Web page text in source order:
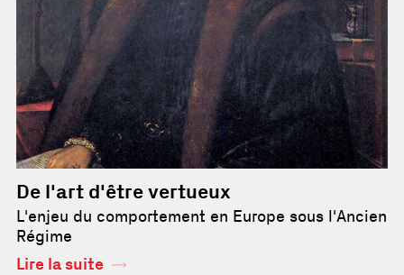
De l'art d'être vertueux
L'enjeu du comportement en Europe sous l'Ancien
Régime